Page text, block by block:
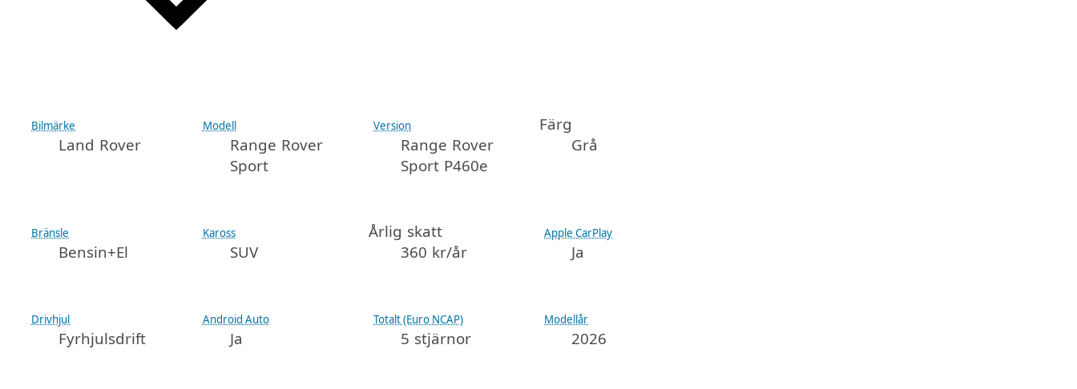
Bilmärke
Land Rover
Modell
Range Rover
Sport
Version
Range Rover
Sport P460e
Färg
Grå
Bränsle
Bensin+El
Kaross
SUV
Årlig skatt
360 kr/år
Apple CarPlay
Ja
Drivhjul
Fyrhjulsdrift
Android Auto
Ja
Totalt (Euro NCAP)
5 stjärnor
Modellår
2026